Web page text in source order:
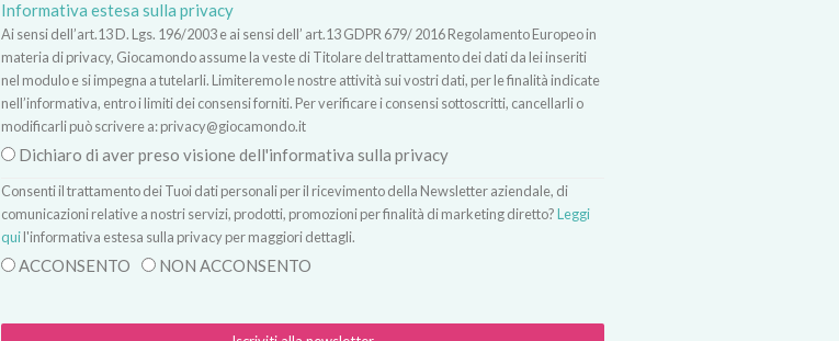
Informativa estesa sulla privacy
Ai sensi dell’art.13 D. Lgs. 196/2003 e ai sensi dell’ art.13 GDPR 679/ 2016 Regolamento Europeo in
materia di privacy, Giocamondo assume la veste di Titolare del trattamento dei dati da lei inseriti
nel modulo e si impegna a tutelarli. Limiteremo le nostre attività sui vostri dati, per le finalità indicate
nell’informativa, entro i limiti dei consensi forniti. Per verificare i consensi sottoscritti, cancellarli o
modificarli può scrivere a:privacy@giocamondo.it
Dichiaro di aver preso visione dell'informativa sulla privacy
Consenti il trattamento dei Tuoi dati personali per il ricevimento della Newsletter aziendale, di
comunicazioni relative a nostri servizi, prodotti, promozioni per finalità di marketing diretto?Leggi
quil'informativa estesa sulla privacy per maggiori dettagli.
ACCONSENTO NON ACCONSENTO